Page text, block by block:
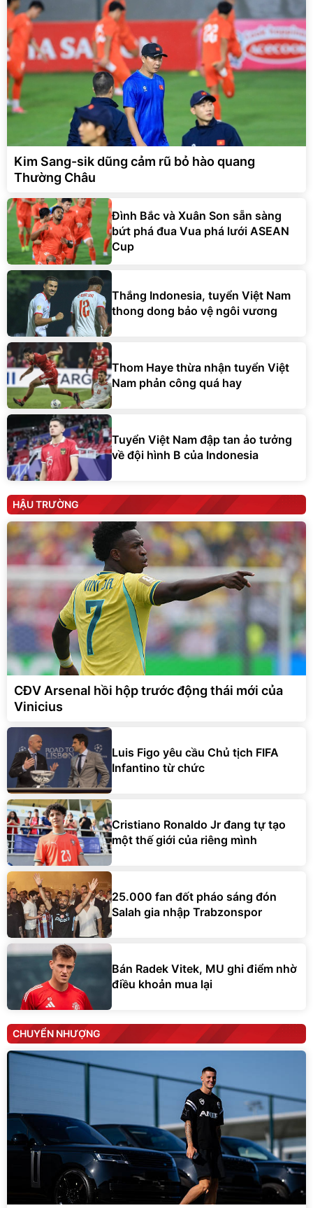
Kim Sang-sik dũng cảm rũ bỏ hào quang
Thường Châu
Đình Bắc và Xuân Son sẵn sàng
bứt phá đua Vua phá lưới ASEAN
Cup
Thắng Indonesia, tuyển Việt Nam
thong dong bảo vệ ngôi vương
Thom Haye thừa nhận tuyển Việt
Nam phản công quá hay
Tuyển Việt Nam đập tan ảo tưởng
về đội hình B của Indonesia
HẬU TRƯỜNG
CĐV Arsenal hồi hộp trước động thái mới của
Vinicius
Luis Figo yêu cầu Chủ tịch FIFA
Infantino từ chức
Cristiano Ronaldo Jr đang tự tạo
một thế giới của riêng mình
25.000 fan đốt pháo sáng đón
Salah gia nhập Trabzonspor
Bán Radek Vitek, MU ghi điểm nhờ
điều khoản mua lại
CHUYỂN NHƯỢNG